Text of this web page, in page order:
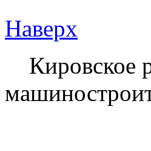
Наверх
Кировское